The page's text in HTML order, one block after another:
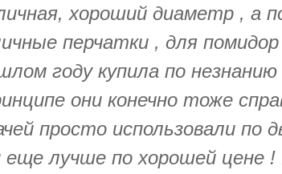
хороший диаметр , а
перчатки , для
году купила по
они конечно тоже
просто использовали по
лучше по хорошей цене